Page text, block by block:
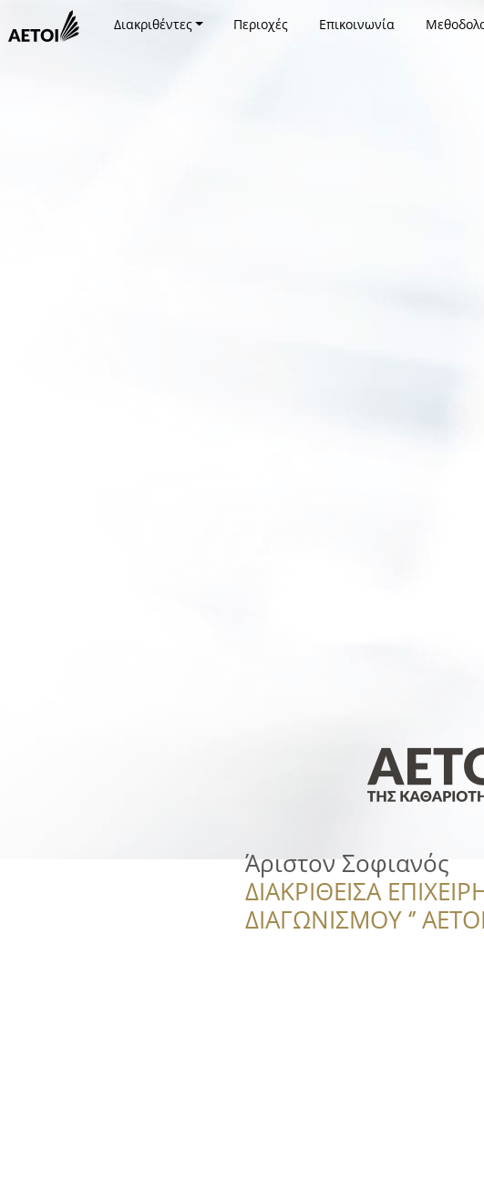
Διακριθέντες Περιοχές Επικοινωνία
Άριστον Σοφιανός
ΔΙΑΚΡΙΘΕΙΣΑ
ΔΙΑΓΩΝΙΣΜΟΥ ‘’ ΑΕΤΟΙ